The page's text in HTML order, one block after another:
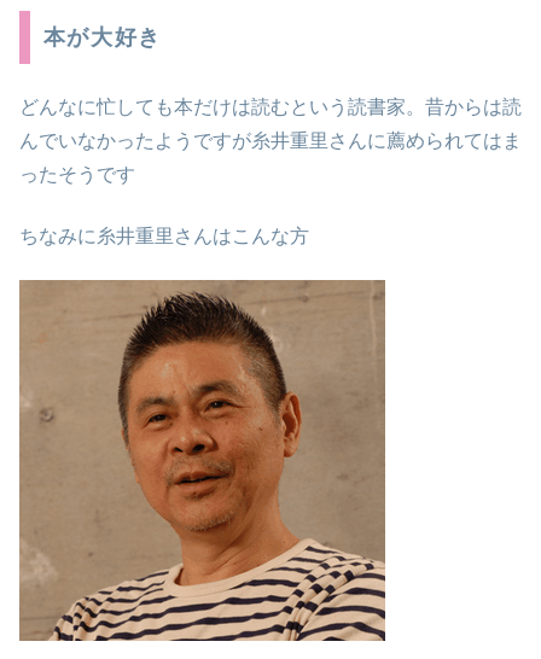
本が大好き
どんなに忙しても本だけは読むという読書家。昔からは読
んでいなかったようですが糸井重里さんに薦められてはま
ったそうです
ちなみに糸井重里さんはこんな方